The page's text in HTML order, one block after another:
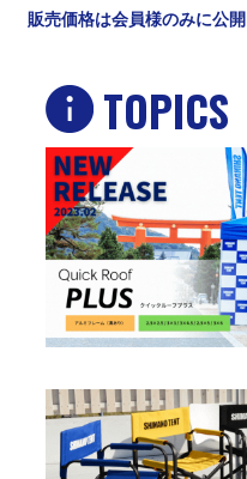
販売価格は会員様のみに公開
TOPICS